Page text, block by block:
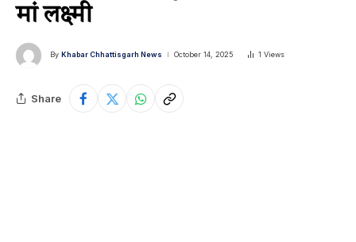
मां लक्ष्मी
By Khabar Chhattisgarh News October 14, 2025 1 Views
Share